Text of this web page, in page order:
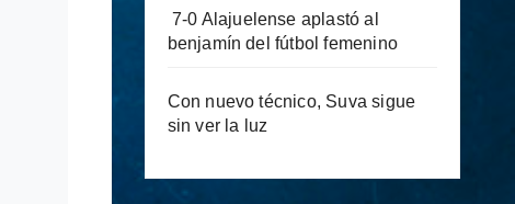
7-0 Alajuelense aplastó al
benjamín del fútbol femenino
Con nuevo técnico, Suva sigue
sin ver la luz